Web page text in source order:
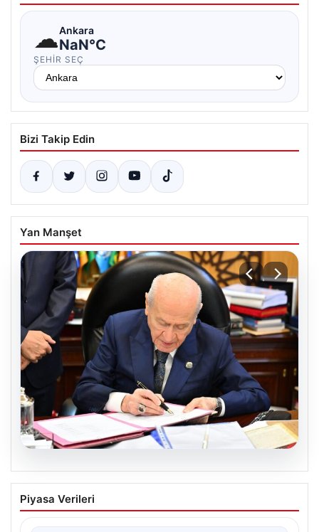
☁Ankara
NaN°C
ŞEHIR SEÇ
Bizi Takip Edin
Yan Manşet
05.08.2026
Bahçeli’den çerçeve yasa açıklaması:
Bin yıllık kardeşliğimiz tescillendi
Piyasa Verileri